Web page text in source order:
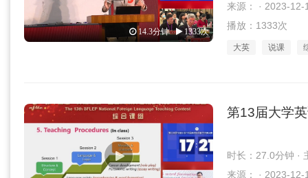
14.3分钟 1333次
来源： · 2023-12-
播放：1333次
大英 说课
第13届大学
时长：27.0分钟 ·
来源： · 2023-12-